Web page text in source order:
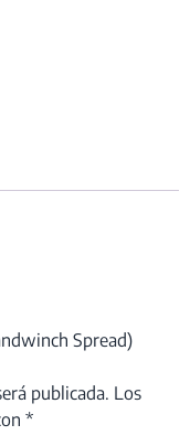
Spread)
publicada. Los
*